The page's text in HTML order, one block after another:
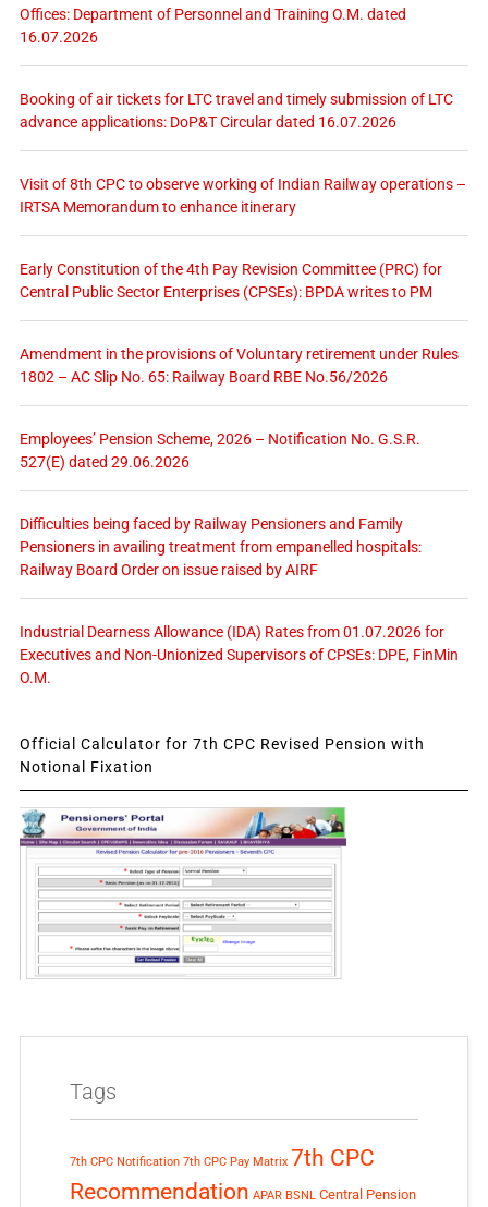
Offices: Department of Personnel and Training O.M. dated
16.07.2026
Booking of air tickets for LTC travel and timely submission of LTC
advance applications: DoP&T Circular dated 16.07.2026
Visit of 8th CPC to observe working of Indian Railway operations –
IRTSA Memorandum to enhance itinerary
Early Constitution of the 4th Pay Revision Committee (PRC) for
Central Public Sector Enterprises (CPSEs): BPDA writes to PM
Amendment in the provisions of Voluntary retirement under Rules
1802 – AC Slip No. 65: Railway Board RBE No.56/2026
Employees’ Pension Scheme, 2026 – Notification No. G.S.R.
527(E) dated 29.06.2026
Difficulties being faced by Railway Pensioners and Family
Pensioners in availing treatment from empanelled hospitals:
Railway Board Order on issue raised by AIRF
Industrial Dearness Allowance (IDA) Rates from 01.07.2026 for
Executives and Non-Unionized Supervisors of CPSEs: DPE, FinMin
O.M.
Official Calculator for 7th CPC Revised Pension with
Notional Fixation
Tags
7th CPC Notification 7th CPC Pay Matrix 7th CPC
Recommendation APAR BSNL Central Pension